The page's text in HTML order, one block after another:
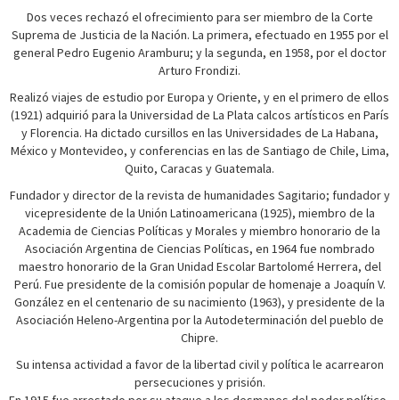
Dos veces rechazó el ofrecimiento para ser miembro de la Corte
Suprema de Justicia de la Nación. La primera, efectuado en 1955 por el
general Pedro Eugenio Aramburu; y la segunda, en 1958, por el doctor
Arturo Frondizi.
Realizó viajes de estudio por Europa y Oriente, y en el primero de ellos
(1921) adquirió para la Universidad de La Plata calcos artísticos en París
y Florencia. Ha dictado cursillos en las Universidades de La Habana,
México y Montevideo, y conferencias en las de Santiago de Chile, Lima,
Quito, Caracas y Guatemala.
Fundador y director de la revista de humanidades Sagitario; fundador y
vicepresidente de la Unión Latinoamericana (1925), miembro de la
Academia de Ciencias Políticas y Morales y miembro honorario de la
Asociación Argentina de Ciencias Políticas, en 1964 fue nombrado
maestro honorario de la Gran Unidad Escolar Bartolomé Herrera, del
Perú. Fue presidente de la comisión popular de homenaje a Joaquín V.
González en el centenario de su nacimiento (1963), y presidente de la
Asociación Heleno-Argentina por la Autodeterminación del pueblo de
Chipre.
Su intensa actividad a favor de la libertad civil y política le acarrearon
persecuciones y prisión.